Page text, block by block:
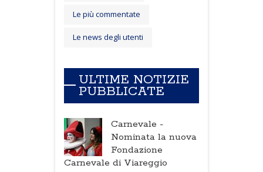
Le più commentate
Le news degli utenti
ULTIME NOTIZIE
PUBBLICATE
Carnevale -
Nominata la nuova
Fondazione
Carnevale di Viareggio